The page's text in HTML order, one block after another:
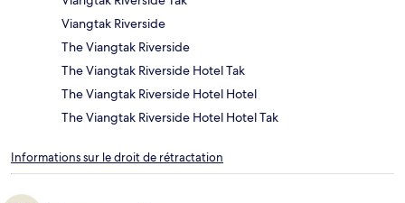
Viangtak Riverside
The Viangtak Riverside
The Viangtak Riverside Hotel Tak
The Viangtak Riverside Hotel Hotel
The Viangtak Riverside Hotel Hotel Tak
Informations sur le droit de rétractation